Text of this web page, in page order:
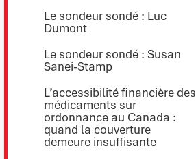
Le sondeur sondé : Luc
Dumont
Le sondeur sondé : Susan
Sanei-Stamp
L’accessibilité financière des
médicaments sur
ordonnance au Canada :
quand la couverture
demeure insuffisante